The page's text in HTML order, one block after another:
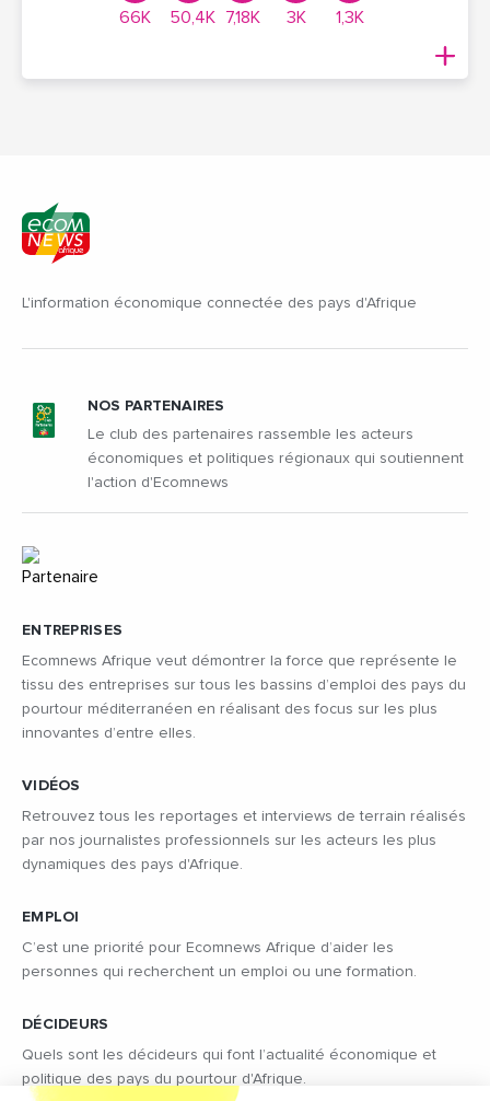
66K 50,4K 7,18K 3K 1,3K
L'information économique connectée des pays d'Afrique
ENTREPRISES
Ecomnews Afrique veut démontrer la force que représente le
tissu des entreprises sur tous les bassins d’emploi des pays du
pourtour méditerranéen en réalisant des focus sur les plus
innovantes d’entre elles.
VIDÉOS
Retrouvez tous les reportages et interviews de terrain réalisés
par nos journalistes professionnels sur les acteurs les plus
dynamiques des pays d'Afrique.
EMPLOI
C’est une priorité pour Ecomnews Afrique d’aider les
personnes qui recherchent un emploi ou une formation.
DÉCIDEURS
Quels sont les décideurs qui font l’actualité économique et
politique des pays du pourtour d'Afrique.
NOS PARTENAIRES
Le club des partenaires rassemble les acteurs
économiques et politiques régionaux qui soutiennent
l'action d'Ecomnews